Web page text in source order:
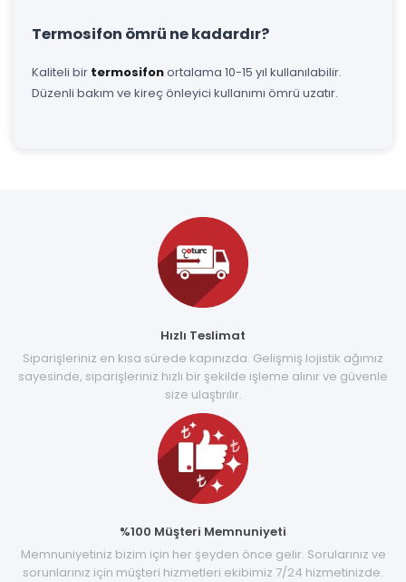
Termosifon ömrü ne kadardır?
Kaliteli bir termosifonortalama 10-15 yıl kullanılabilir.
Düzenli bakım ve kireç önleyici kullanımı ömrü uzatır.
Hızlı Teslimat
Siparişleriniz en kısa sürede kapınızda. Gelişmiş lojistik ağımız
sayesinde, siparişleriniz hızlı bir şekilde işleme alınır ve güvenle
size ulaştırılır.
%100 Müşteri Memnuniyeti
Memnuniyetiniz bizim için her şeyden önce gelir. Sorularınız ve
sorunlarınız için müşteri hizmetleri ekibimiz 7/24 hizmetinizde.